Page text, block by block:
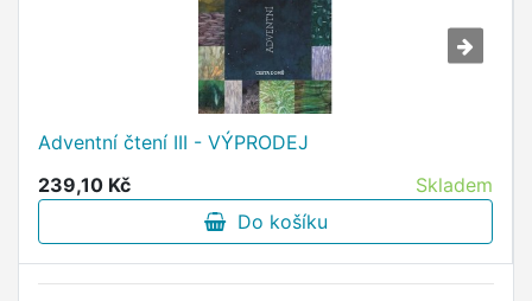
Adventní čtení III - VÝPRODEJ
239,10 Kč
Skladem
Do košíku